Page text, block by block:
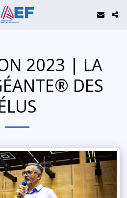
2023 | LA
DES